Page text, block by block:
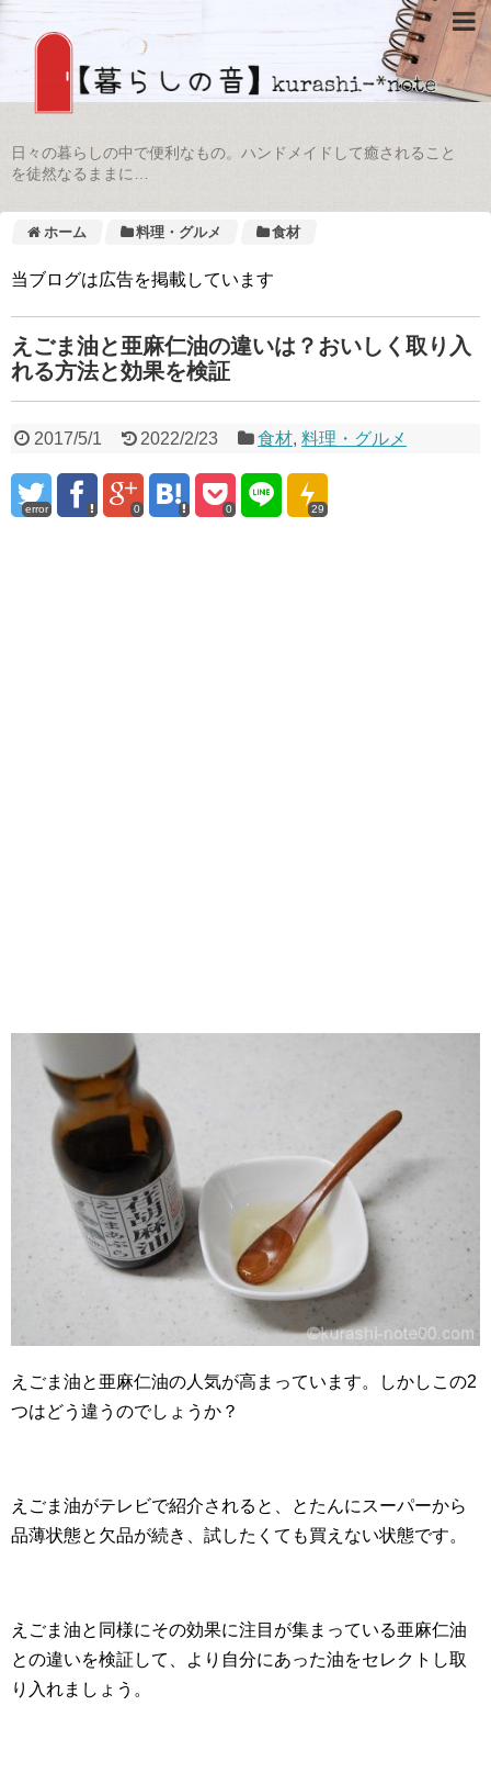
日々の暮らしの中で便利なもの。ハンドメイドして癒されること
を徒然なるままに…
ホーム 料理・グルメ 食材
当ブログは広告を掲載しています
えごま油と亜麻仁油の違いは？おいしく取り入
れる方法と効果を検証
2017/5/1 2022/2/23 食材,料理・グルメ
error 0 0 29
えごま油と亜麻仁油の人気が高まっています。しかしこの2
つはどう違うのでしょうか？
えごま油がテレビで紹介されると、とたんにスーパーから
品薄状態と欠品が続き、試したくても買えない状態です。
えごま油と同様にその効果に注目が集まっている亜麻仁油
との違いを検証して、より自分にあった油をセレクトし取
り入れましょう。